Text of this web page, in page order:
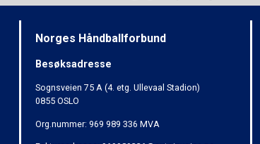
Norges Håndballforbund
Besøksadresse
Sognsveien 75 A (4. etg. Ullevaal Stadion)
0855 OSLO
Org.nummer: 969 989 336 MVA